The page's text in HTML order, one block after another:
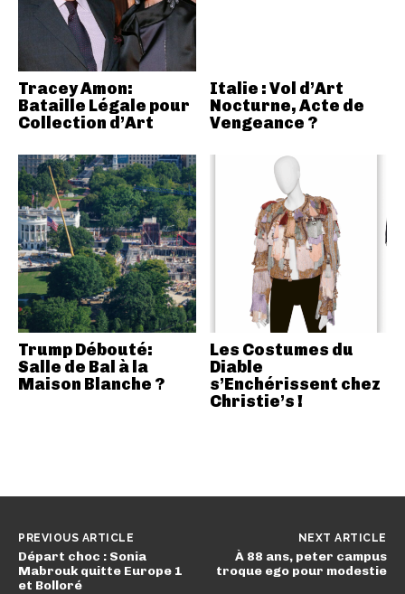
Tracey Amon:
Bataille Légale pour
Collection d’Art
Italie : Vol d’Art
Nocturne, Acte de
Vengeance ?
Trump Débouté:
Salle de Bal à la
Maison Blanche ?
Les Costumes du
Diable
s’Enchérissent chez
Christie’s !
PREVIOUS ARTICLE
Départ choc : Sonia
Mabrouk quitte Europe 1
et Bolloré
NEXT ARTICLE
À 88 ans, peter campus
troque ego pour modestie